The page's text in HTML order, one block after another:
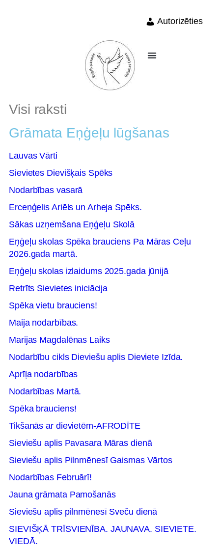
Autorizēties
Visi raksti
Grāmata Eņģeļu lūgšanas
Lauvas Vārti
Sievietes Dievišķais Spēks
Nodarbības vasarā
Erceņģelis Ariēls un Arheja Spēks.
Sākas uzņemšana Eņģeļu Skolā
Eņģeļu skolas Spēka brauciens Pa Māras Ceļu
2026.gada martā.
Eņģeļu skolas izlaidums 2025.gada jūnijā
Retrīts Sievietes iniciācija
Spēka vietu brauciens!
Maija nodarbības.
Marijas Magdalēnas Laiks
Nodarbību cikls Dieviešu aplis Dieviete Izīda.
Aprīļa nodarbības
Nodarbības Martā.
Spēka brauciens!
Tikšanās ar dievietēm-AFRODĪTE
Sieviešu aplis Pavasara Māras dienā
Sieviešu aplis Pilnmēnesī Gaismas Vārtos
Nodarbības Februārī!
Jauna grāmata Pamošanās
Sieviešu aplis pilnmēnesī Sveču dienā
SIEVIŠĶĀ TRĪSVIENĪBA. JAUNAVA. SIEVIETE.
VIEDĀ.